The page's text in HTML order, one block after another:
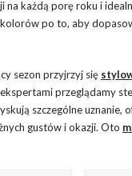
każdą porę roku i
po to, aby
sezon przyjrzyj się
ekspertami przeglądamy
szczególne uznanie,
gustów i okazji. Oto